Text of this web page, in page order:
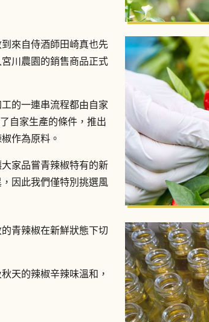
來自侍酒師田崎真也先
川農園的銷售商品正式
的一連串流程都由自家
自家生產的條件，推出
作為原料。
家品嘗青辣椒特有的新
因此我們僅特別挑選風
青辣椒在新鮮狀態下切
天的辣椒辛辣味溫和，